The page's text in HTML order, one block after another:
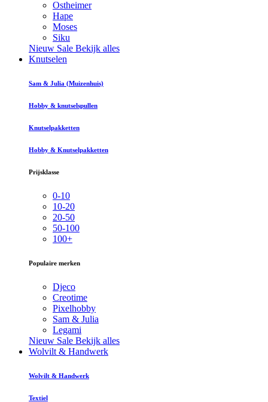
Ostheimer
Hape
Moses
Siku
Nieuw Sale Bekijk alles
Knutselen
Sam & Julia (Muizenhuis)
Hobby & knutselspullen
Knutselpakketten
Hobby & Knutselpakketten
Prijsklasse
0-10
10-20
20-50
50-100
100+
Populaire merken
Djeco
Creotime
Pixelhobby
Sam & Julia
Legami
Nieuw Sale Bekijk alles
Wolvilt & Handwerk
Wolvilt & Handwerk
Textiel